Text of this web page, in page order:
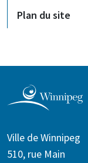
Plan du site
Ville de Winnipeg
510, rue Main